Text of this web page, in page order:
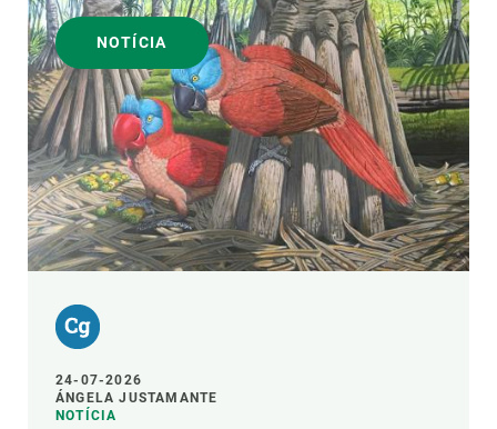
NOTÍCIA
24-07-2026
ÁNGELA JUSTAMANTE
NOTÍCIA